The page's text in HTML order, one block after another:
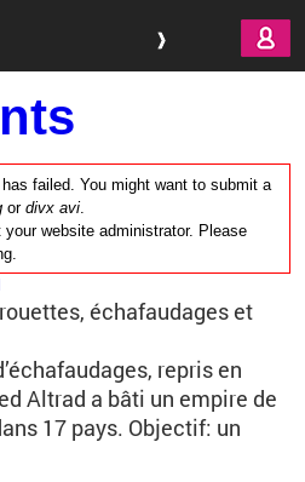
failed. You might want to submit a
or divx avi.
website administrator. Please
échafaudages et
repris en
Altrad a bâti un empire de
17 pays. Objectif: un